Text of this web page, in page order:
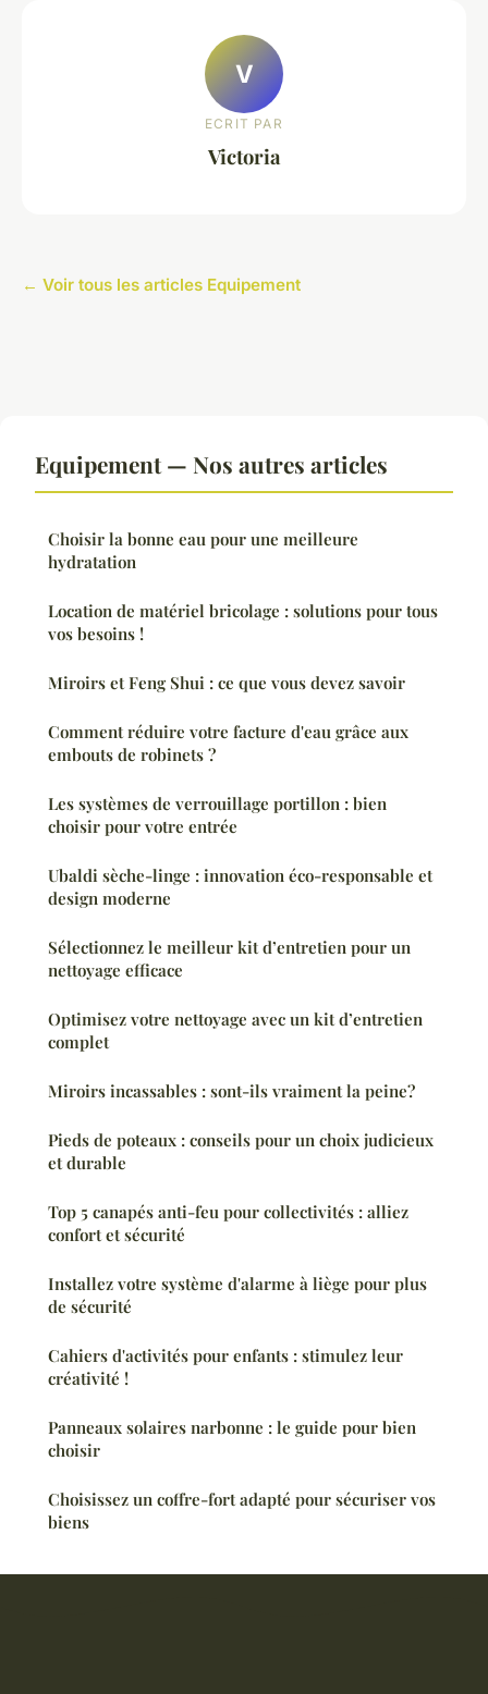
V
ECRIT PAR
Victoria
← Voir tous les articles Equipement
Equipement — Nos autres articles
Choisir la bonne eau pour une meilleure
hydratation
Location de matériel bricolage : solutions pour tous
vos besoins !
Miroirs et Feng Shui : ce que vous devez savoir
Comment réduire votre facture d'eau grâce aux
embouts de robinets ?
Les systèmes de verrouillage portillon : bien
choisir pour votre entrée
Ubaldi sèche-linge : innovation éco-responsable et
design moderne
Sélectionnez le meilleur kit d’entretien pour un
nettoyage efficace
Optimisez votre nettoyage avec un kit d’entretien
complet
Miroirs incassables : sont-ils vraiment la peine?
Pieds de poteaux : conseils pour un choix judicieux
et durable
Top 5 canapés anti-feu pour collectivités : alliez
confort et sécurité
Installez votre système d'alarme à liège pour plus
de sécurité
Cahiers d'activités pour enfants : stimulez leur
créativité !
Panneaux solaires narbonne : le guide pour bien
choisir
Choisissez un coffre-fort adapté pour sécuriser vos
biens